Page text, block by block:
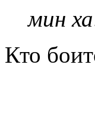
мин
Кто